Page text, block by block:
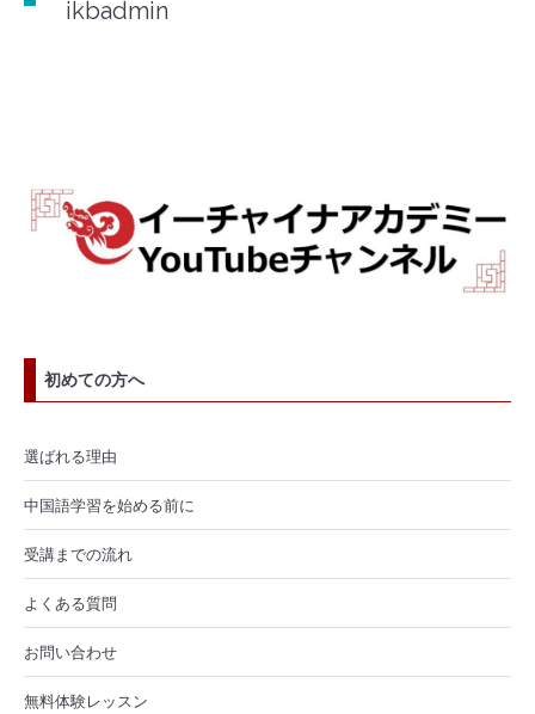
ikbadmin
初めての方へ
選ばれる理由
中国語学習を始める前に
受講までの流れ
よくある質問
お問い合わせ
無料体験レッスン